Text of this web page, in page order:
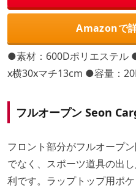
Amazonで
●素材：600Dポリエステル
x横30xマチ13cm ●容量：
フルオープン Seon
フロント部分がフルオープ
でなく、スポーツ道具の出
利です。ラップトップ用ポ